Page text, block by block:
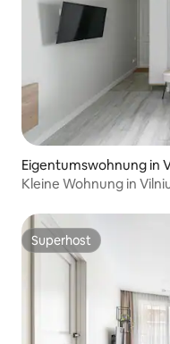
Eigentumswohnung in
Kleine Wohnung in
Superhost
Superhost